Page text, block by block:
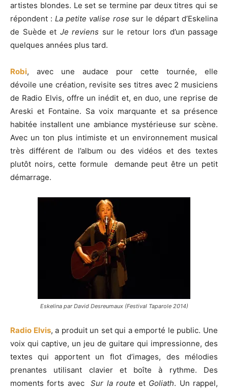
artistes blondes. Le set se termine par deux titres qui se
répondent :La petite valise rose sur le départ d’Eskelina
de Suède et Je reviens sur le retour lors d’un passage
quelques années plus tard.
Robi, avec une audace pour cette tournée, elle
dévoile une création, revisite ses titres avec 2 musiciens
de Radio Elvis, offre un inédit et, en duo, une reprise de
Areski et Fontaine. Sa voix marquante et sa présence
habitée installent une ambiance mystérieuse sur scène.
Avec un ton plus intimiste et un environnement musical
très différent de l’album ou des vidéos et des textes
plutôt noirs, cette formule demande peut être un petit
démarrage.
Eskelina par David Desreumaux (Festival Taparole 2014)
Radio Elvis, a produit un set qui a emporté le public. Une
voix qui captive, un jeu de guitare qui impressionne, des
textes qui apportent un flot d’images, des mélodies
prenantes utilisant clavier et boîte à rythme. Des
moments forts avecSur la route et Goliath. Un rappel,